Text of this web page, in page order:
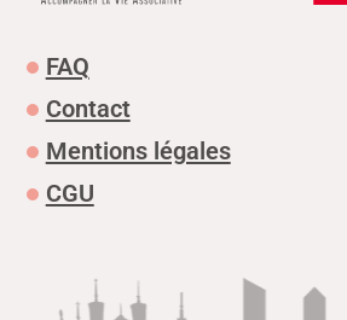
FAQ
Contact
Mentions légales
CGU